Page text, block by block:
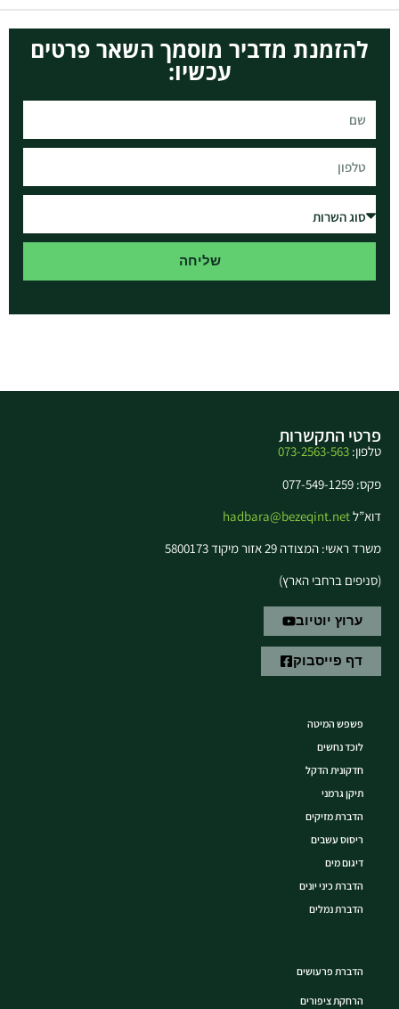
להזמנת מדביר מוסמך השאר פרטים
עכשיו:
שליחה
פרטי התקשרות
טלפון: 073-2563-563
פקס: 077-549-1259
דוא”לhadbara@bezeqint.net
משרד ראשי: המצודה 29 אזור מיקוד 5800173
(סניפים ברחבי הארץ)
ערוץ יוטיוב
דף פייסבוק
פשפש המיטה
לוכד נחשים
חדקונית הדקל
תיקן גרמני
הדברת מזיקים
ריסוס עשבים
דיגום מים
הדברת כיני יונים
הדברת נמלים
הדברת פרעושים
הרחקת ציפורים